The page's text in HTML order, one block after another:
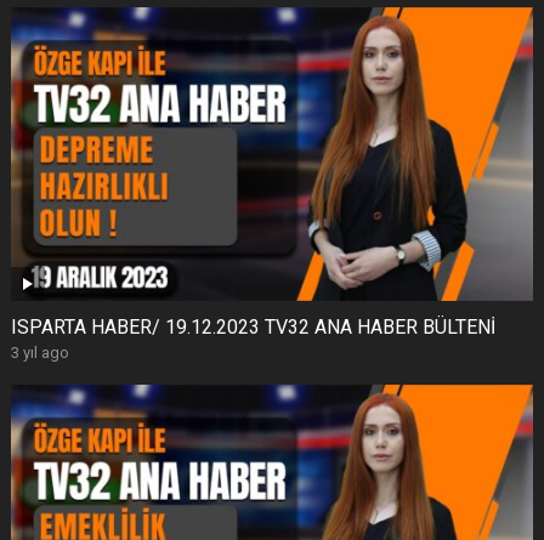
ISPARTA HABER/ 19.12.2023 TV32 ANA HABER BÜLTENİ
3 yıl ago